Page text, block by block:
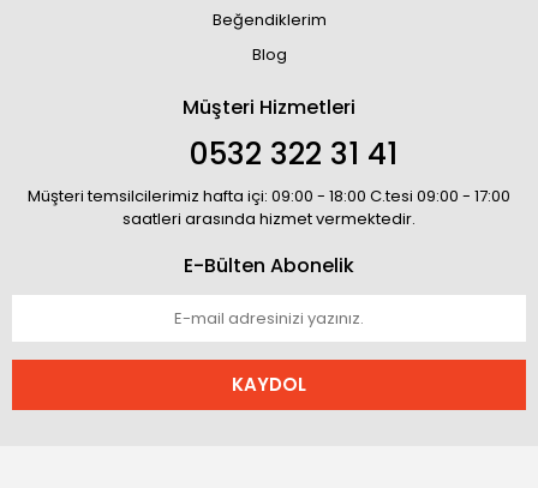
Beğendiklerim
Blog
Müşteri Hizmetleri
0532 322 31 41
Müşteri temsilcilerimiz hafta içi: 09:00 - 18:00 C.tesi 09:00 - 17:00
saatleri arasında hizmet vermektedir.
E-Bülten Abonelik
KAYDOL